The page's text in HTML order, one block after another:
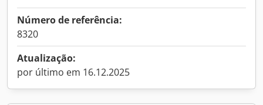
Número de referência:
8320
Atualização:
por último em 16.12.2025